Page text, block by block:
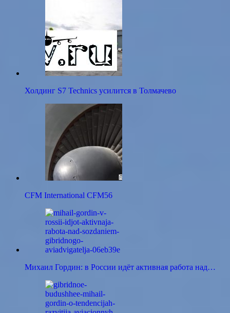
Холдинг S7 Technics усилится в Толмачево
CFM International CFM56
Михаил Гордин: в России идёт активная работа над…